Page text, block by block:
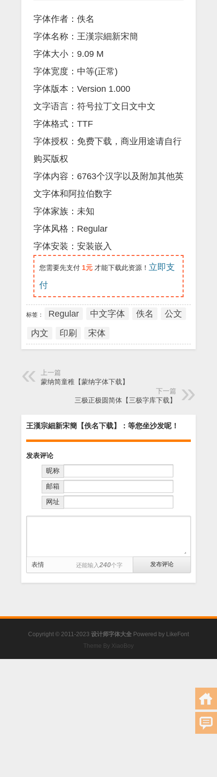
字体作者：佚名
字体名称：王漢宗細新宋簡
字体大小：9.09 M
字体宽度：中等(正常)
字体版本：Version 1.000
文字语言：符号拉丁文日文中文
字体格式：TTF
字体授权：免费下载，商业用途请自行
购买版权
字体内容：6763个汉字以及附加其他英
文字体和阿拉伯数字
字体家族：未知
字体风格：Regular
字体安装：安装嵌入
您需要先支付 1元 才能下载此资源！ 立即支
付
标签： Regular 中文字体 佚名
公文
内文
印刷 宋体
上一篇
蒙纳简童稚【蒙纳字体下载】
下一篇
三极正极圆简体【三极字库下载】
王漢宗細新宋簡【佚名下载】：等您坐沙发呢！
发表评论
昵称
邮箱
网址
表情 还能输入 240个字
Copyright © 2011-2023 设计师字体大全 Powered by LikeFont
Theme By XiaoBoy